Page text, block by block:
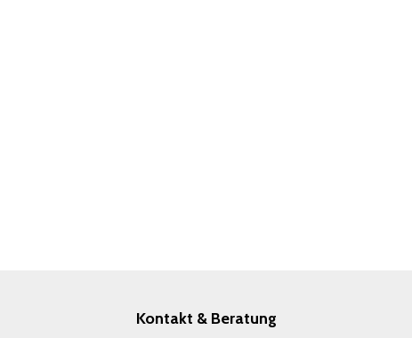
Kontakt & Beratung